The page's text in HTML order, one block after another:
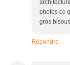
photos ce
gros
Répondre